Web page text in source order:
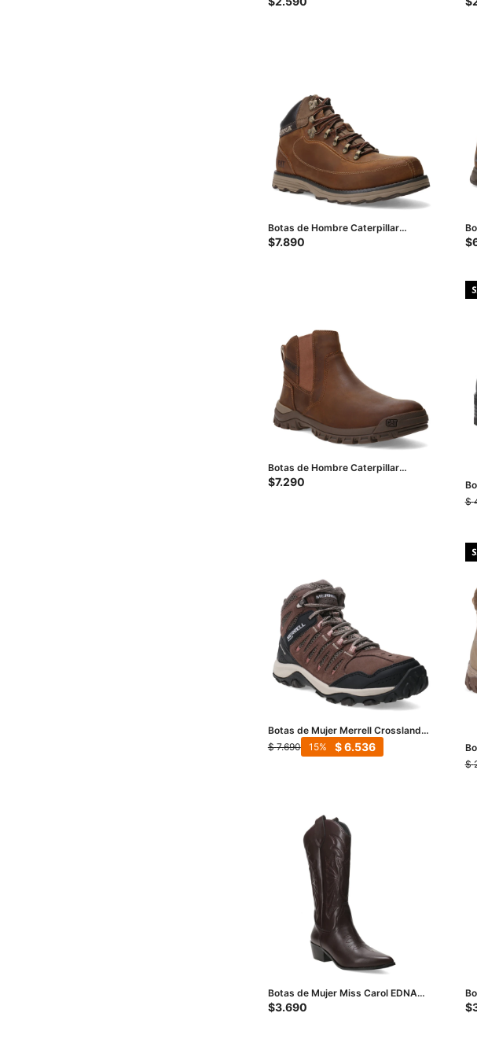
Botas de Hombre Caterpillar
Highbury - Marrón
$7.890 $
Botas de Hombre Caterpillar
Threshold Chelsea - Marrón
$7.290
$
Botas de Mujer Merrell Crosslander
3 Mid - Marrón
$ 7.690 $6.536
15
$
Botas de Mujer Miss Carol EDNA
tejana con diseño en la caña - Bordó
$3.690 $